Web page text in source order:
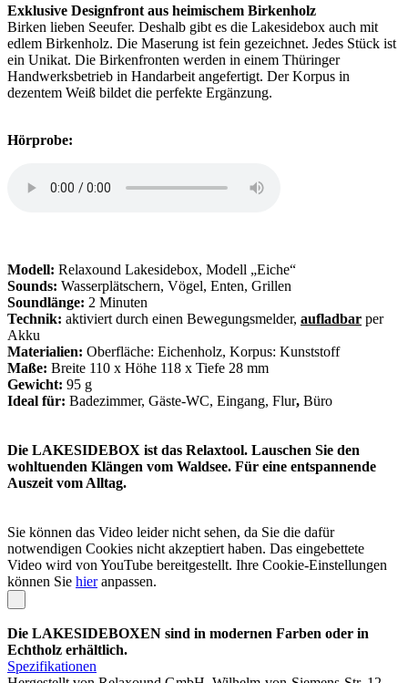
Exklusive Designfront aus heimischem Birkenholz
Birken lieben Seeufer. Deshalb gibt es die Lakesidebox auch mit
edlem Birkenholz. Die Maserung ist fein gezeichnet. Jedes Stück ist
ein Unikat. Die Birkenfronten werden in einem Thüringer
Handwerksbetrieb in Handarbeit angefertigt. Der Korpus in
dezentem Weiß bildet die perfekte Ergänzung.
Hörprobe:
Modell: Relaxound Lakesidebox, Modell „Eiche“
Sounds: Wasserplätschern, Vögel, Enten, Grillen
Soundlänge: 2 Minuten
Technik: aktiviert durch einen Bewegungsmelder, aufladbar per
Akku
Materialien: Oberfläche: Eichenholz, Korpus: Kunststoff
Maße: Breite 110 x Höhe 118 x Tiefe 28 mm
Gewicht: 95 g
Ideal für: Badezimmer, Gäste-WC, Eingang, Flur, Büro
Die LAKESIDEBOX ist das Relaxtool. Lauschen Sie den
wohltuenden Klängen vom Waldsee. Für eine entspannende
Auszeit vom Alltag.
Sie können das Video leider nicht sehen, da Sie die dafür
notwendigen Cookies nicht akzeptiert haben. Das eingebettete
Video wird von YouTube bereitgestellt. Ihre Cookie-Einstellungen
können Sie hieranpassen.
Die LAKESIDEBOXEN sind in modernen Farben oder in
Echtholz erhältlich.
Spezifikationen